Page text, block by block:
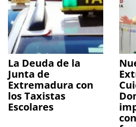
La Deuda de la
Junta de
Extremadura con
los Taxistas
Escolares